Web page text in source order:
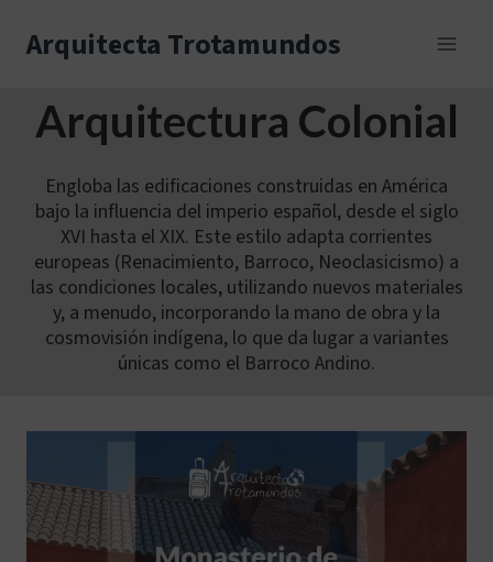
content
Arquitecta Trotamundos
Arquitectura Colonial
Engloba las edificaciones construidas en América
bajo la influencia del imperio español, desde el siglo
XVI hasta el XIX. Este estilo adapta corrientes
europeas (Renacimiento, Barroco, Neoclasicismo) a
las condiciones locales, utilizando nuevos materiales
y, a menudo, incorporando la mano de obra y la
cosmovisión indígena, lo que da lugar a variantes
únicas como el Barroco Andino.